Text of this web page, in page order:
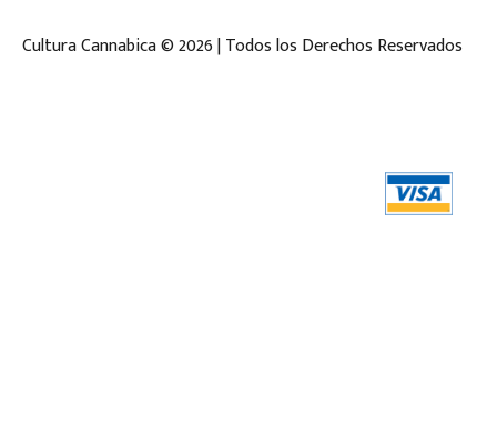
Cultura Cannabica © 2026 | Todos los Derechos Reservados